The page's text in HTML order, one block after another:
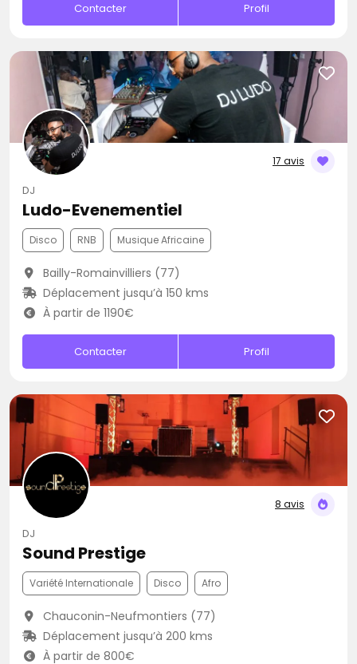
Contacter Profil
17 avis
DJ
Ludo-Evenementiel
Disco RNB Musique Africaine
Bailly-Romainvilliers (77)
Déplacement jusqu’à 150 kms
À partir de 1190€
Contacter Profil
8 avis
DJ
Sound Prestige
Variété Internationale Disco Afro
Chauconin-Neufmontiers (77)
Déplacement jusqu’à 200 kms
À partir de 800€